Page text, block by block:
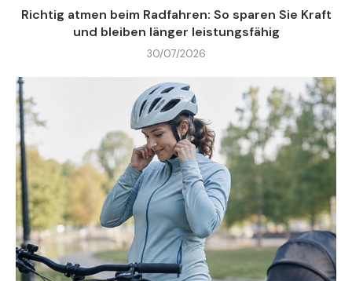
Richtig atmen beim Radfahren: So sparen Sie Kraft
und bleiben länger leistungsfähig
30/07/2026